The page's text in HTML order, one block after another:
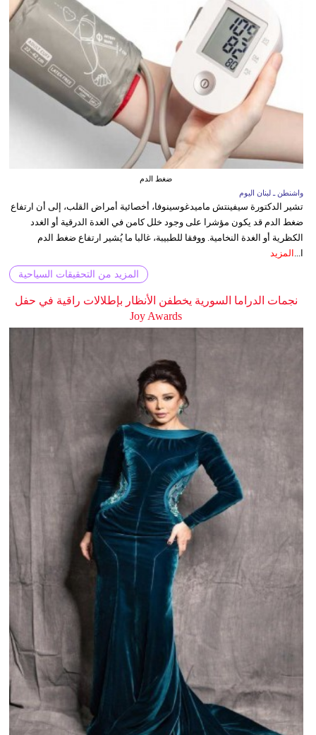
ضغط الدم
واشنطن ـ لبنان اليوم
تشير الدكتورة سيفينتش ماميدغوسينوفا، أخصائية أمراض القلب، إلى أن ارتفاع
ضغط الدم قد يكون مؤشرا على وجود خلل كامن في الغدة الدرقية أو الغدد
الكظرية أو الغدة النخامية. ووفقا للطبيبة، غالبا ما يُشير ارتفاع ضغط الدم
ا... المزيد
المزيد من التحقيقات السياحية
نجمات الدراما السورية يخطفن الأنظار بإطلالات راقية في حفل
Joy Awards